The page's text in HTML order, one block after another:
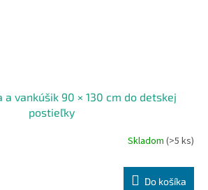
a vankúšik 90 × 130 cm do detskej
postieľky
Skladom (>5 ks)
Do košíka